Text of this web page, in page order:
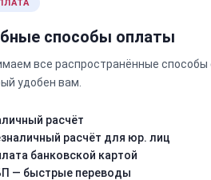
способы оплаты
все распространённые
удобен вам.
расчёт
расчёт для юр. лиц
банковской картой
— быстрые переводы